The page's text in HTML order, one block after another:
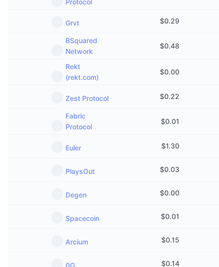
Protocol
Grvt $0.29
BSquared
Network
$0.48
Rekt
(rekt.com)
$0.00
Zest Protocol $0.22
Fabric
Protocol
$0.01
Euler $1.30
PlaysOut $0.03
Degen $0.00
Spacecoin $0.01
Arcium $0.15
0G $0.14